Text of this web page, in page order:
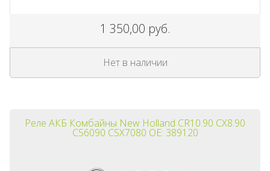
1 350,00 руб.
Нет в наличии
Реле АКБ Комбайны New Holland CR10.90 CX8.90
CS6090 CSX7080 OE: 389120